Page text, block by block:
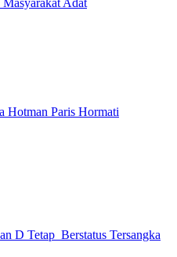
Adat
Hotman Paris Hormati
D Tetap Berstatus Tersangka